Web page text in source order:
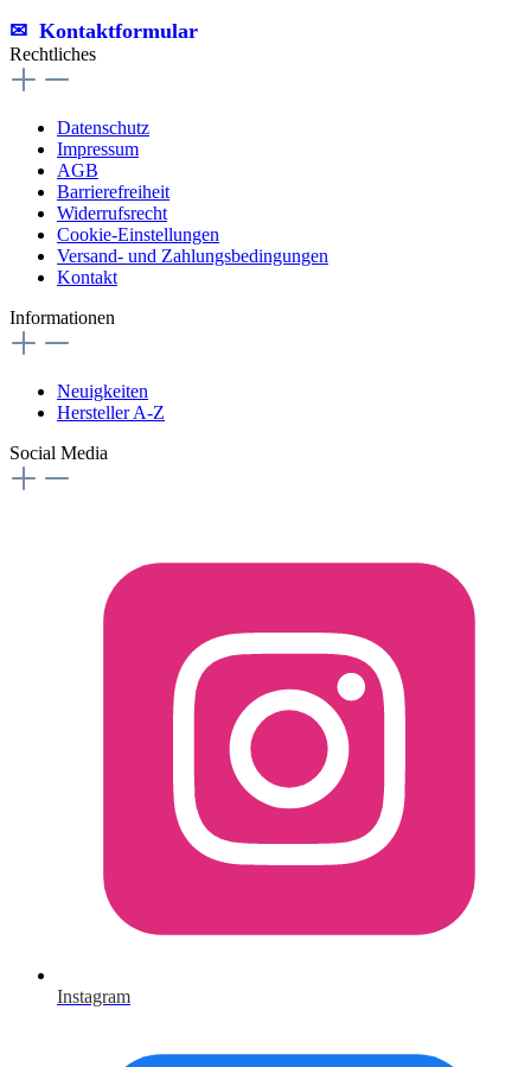
✉︎ Kontaktformular
Rechtliches
Datenschutz
Impressum
AGB
Barrierefreiheit
Widerrufsrecht
Cookie-Einstellungen
Versand- und Zahlungsbedingungen
Kontakt
Informationen
Neuigkeiten
Hersteller A-Z
Social Media
Instagram